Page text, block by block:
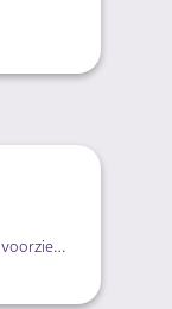
Overzicht over openbare ruimte en voorzieningen bij nieuwe bouwprojecten